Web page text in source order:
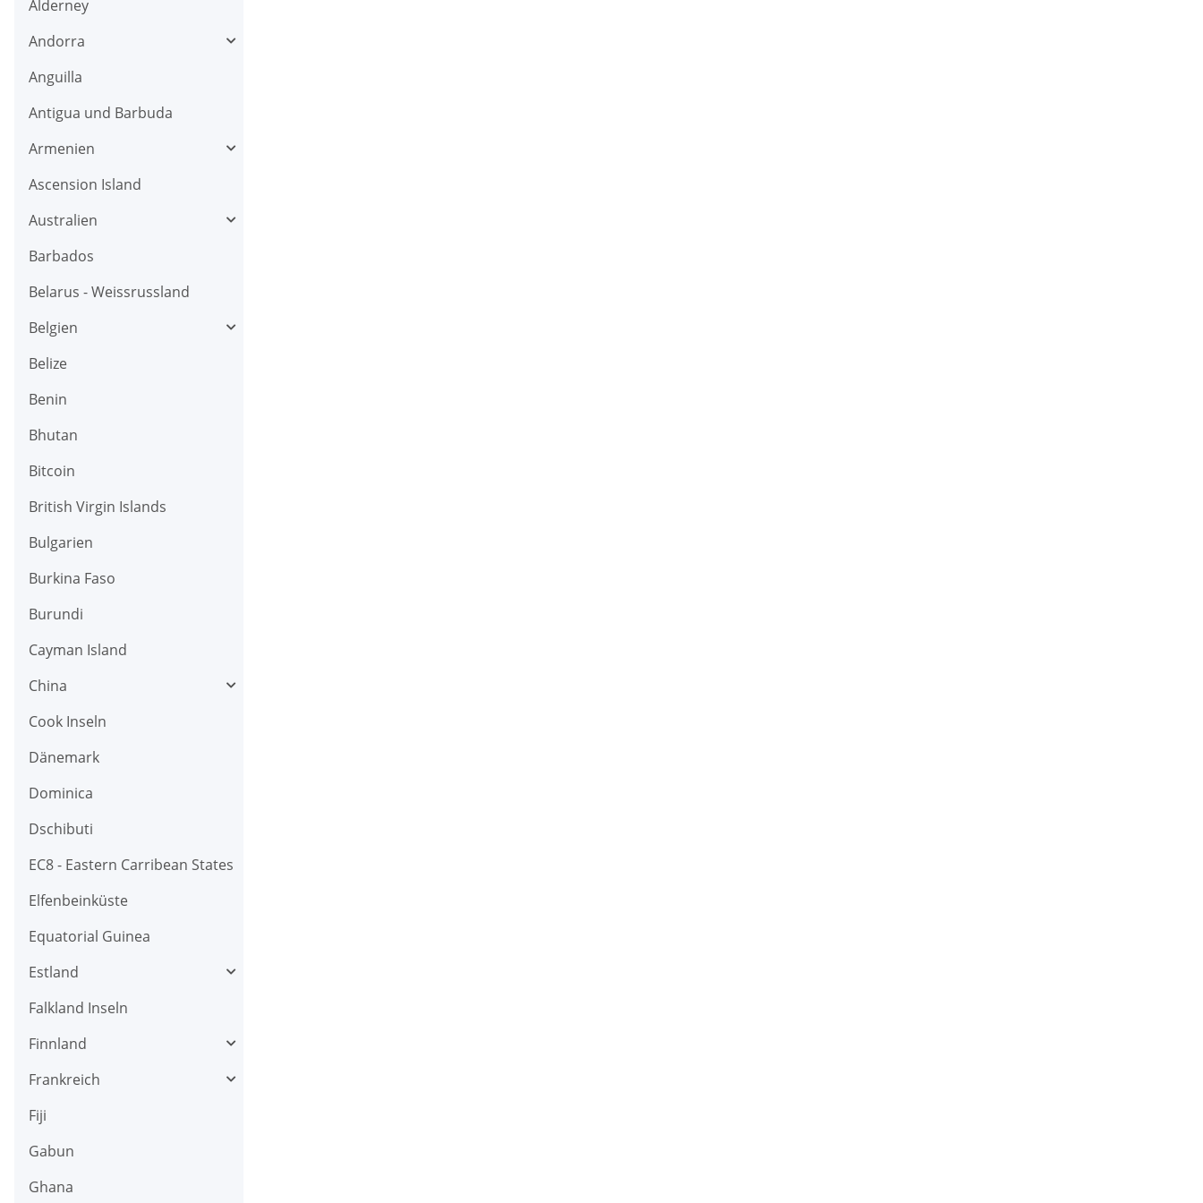
Alderney
Andorra
Anguilla
Antigua und Barbuda
Armenien
Ascension Island
Australien
Barbados
Belarus - Weissrussland
Belgien
Belize
Benin
Bhutan
Bitcoin
British Virgin Islands
Bulgarien
Burkina Faso
Burundi
Cayman Island
China
Cook Inseln
Dänemark
Dominica
Dschibuti
EC8 - Eastern Carribean States
Elfenbeinküste
Equatorial Guinea
Estland
Falkland Inseln
Finnland
Frankreich
Fiji
Gabun
Ghana